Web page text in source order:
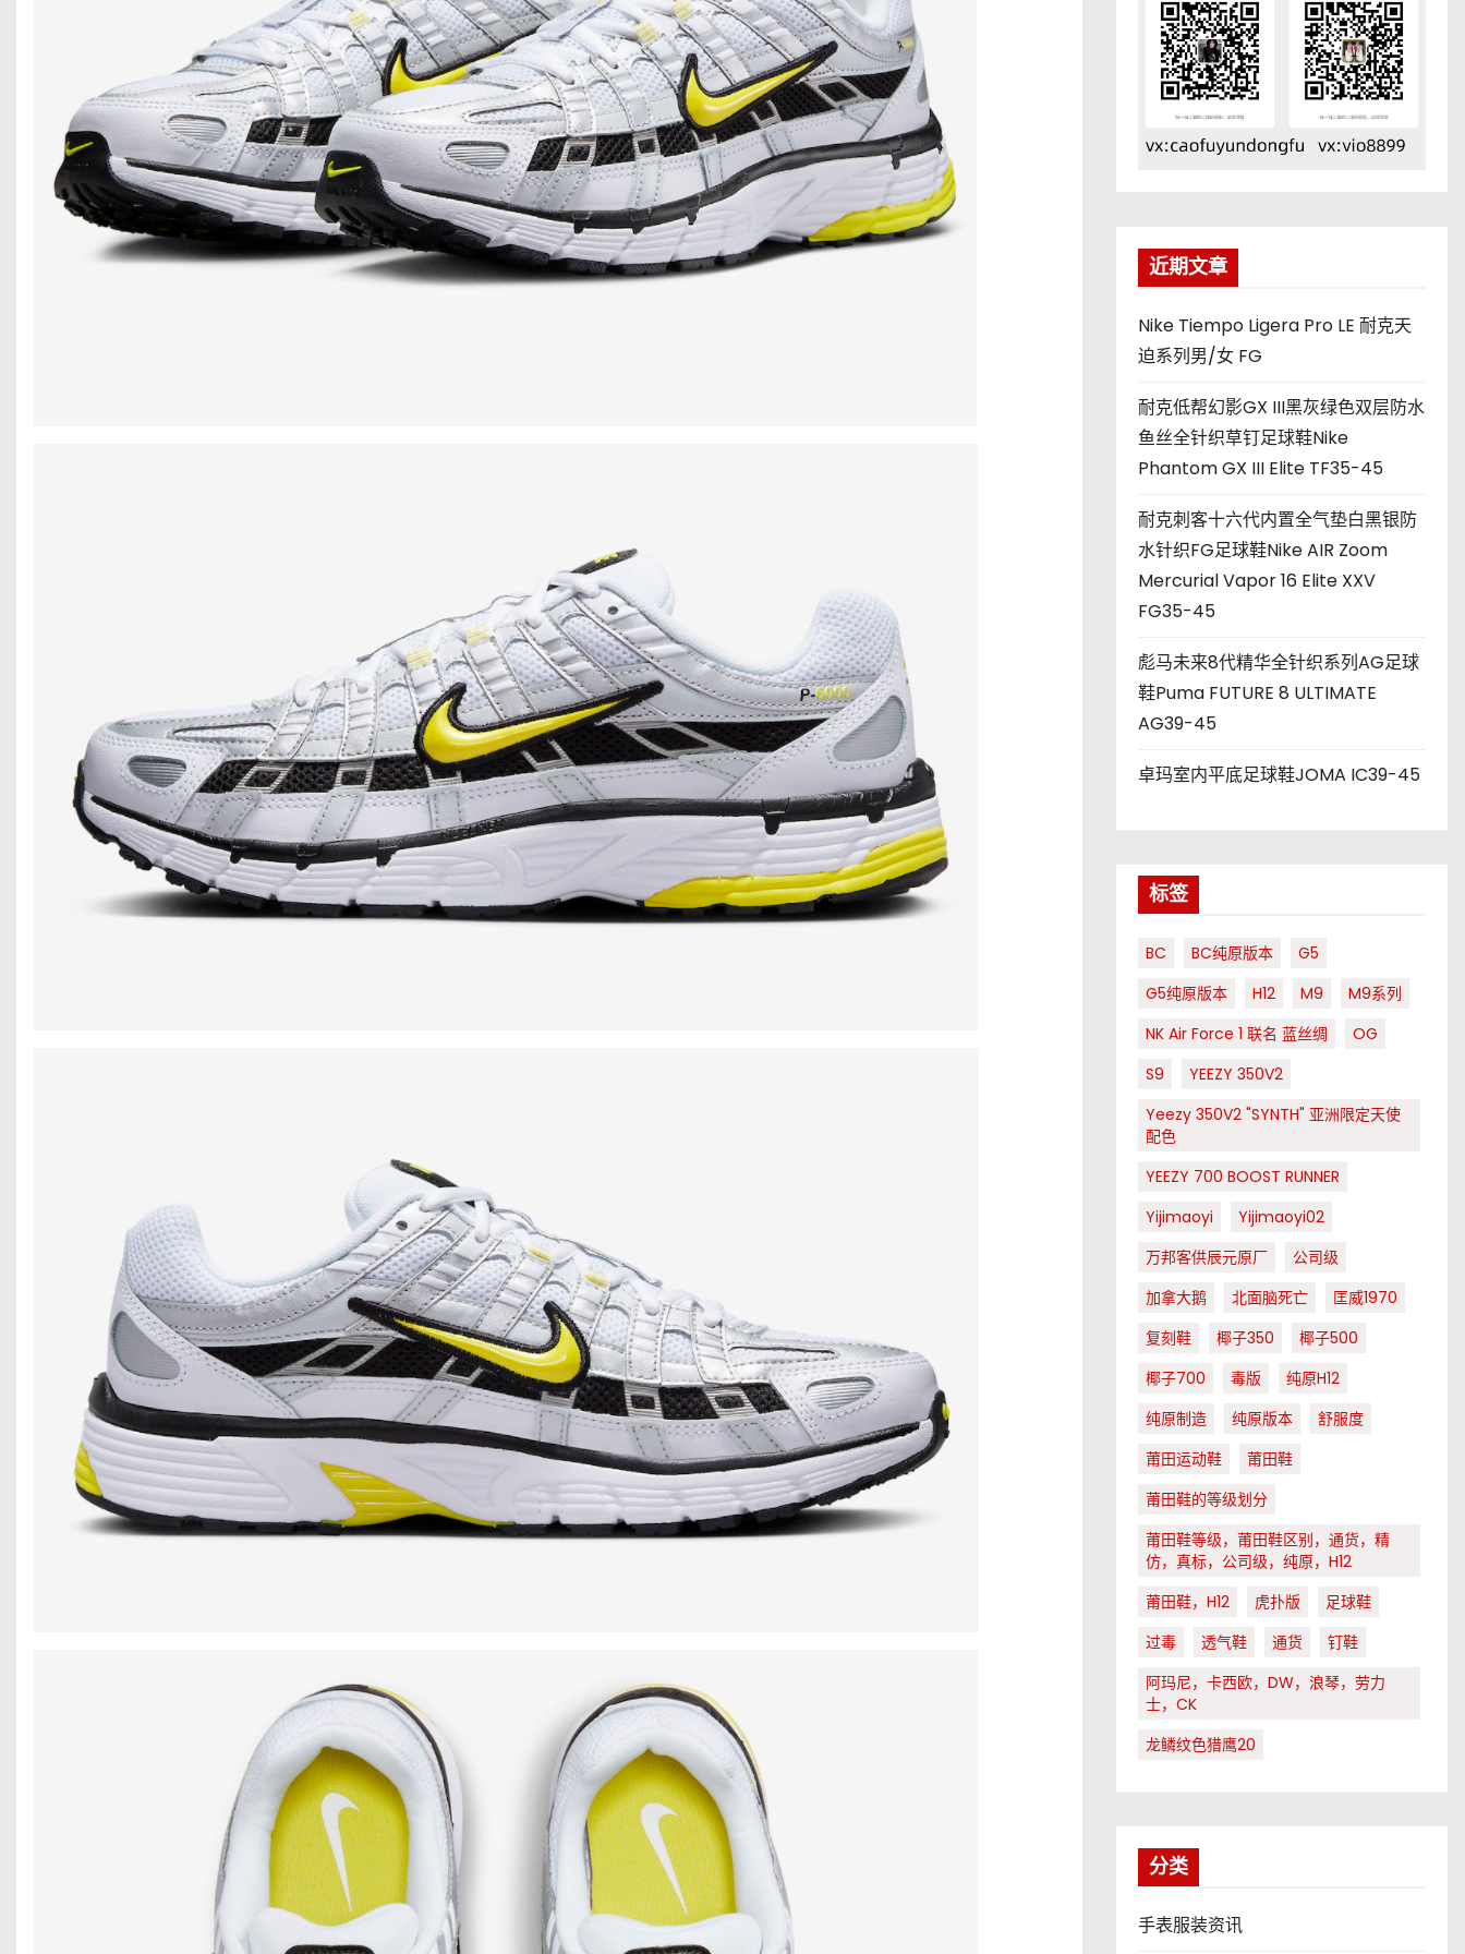
近期文章
Nike Tiempo Ligera Pro LE 耐克天
迫系列男/女 FG
耐克低帮幻影GX III黑灰绿色双层防水
鱼丝全针织草钉足球鞋Nike
Phantom GX III Elite TF35-45
耐克刺客十六代内置全气垫白黑银防
水针织FG足球鞋Nike AIR Zoom
Mercurial Vapor 16 Elite XXV
FG35-45
彪马未来8代精华全针织系列AG足球
鞋Puma FUTURE 8 ULTIMATE
AG39-45
卓玛室内平底足球鞋JOMA IC39-45
标签
BC BC纯原版本
G5
G5纯原版本
H12 M9
M9系列
NK Air Force 1 联名 蓝丝绸
OG
S9
YEEZY 350V2
Yeezy 350V2 "SYNTH" 亚洲限定天使
配色
YEEZY 700 BOOST RUNNER
Yijimaoyi
Yijimaoyi02
万邦客供辰元原厂
公司级
加拿大鹅
北面脑死亡
匡威1970
复刻鞋
椰子350
椰子500
椰子700
毒版
纯原H12
纯原制造
纯原版本
舒服度
莆田运动鞋
莆田鞋
莆田鞋的等级划分
莆田鞋等级，莆田鞋区别，通货，精
仿，真标，公司级，纯原，H12
莆田鞋，H12
虎扑版
足球鞋
过毒
透气鞋 通货
钉鞋
阿玛尼，卡西欧，DW，浪琴，劳力
士，CK
龙鳞纹色猎鹰20
分类
手表服装资讯